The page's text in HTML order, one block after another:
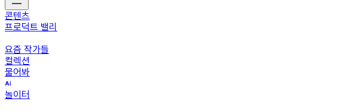
콘텐츠
프로덕트 밸리
요즘 작가들
컬렉션
물어봐
놀이터